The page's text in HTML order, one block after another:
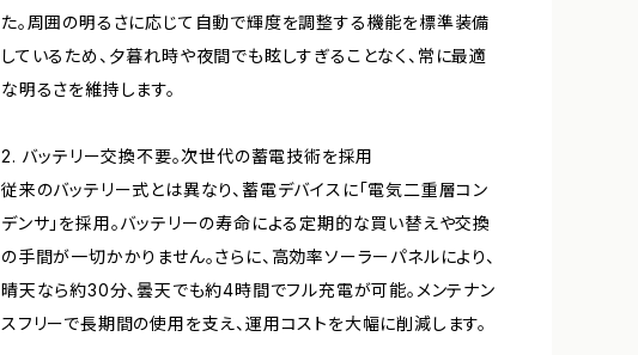
た。周囲の明るさに応じて自動で輝度を調整する機能を標準装備
しているため、夕暮れ時や夜間でも眩しすぎることなく、常に最適
な明るさを維持します。
2. バッテリー交換不要。次世代の蓄電技術を採用
従来のバッテリー式とは異なり、蓄電デバイスに「電気二重層コン
デンサ」を採用。バッテリーの寿命による定期的な買い替えや交換
の手間が一切かかりません。さらに、高効率ソーラーパネルにより、
晴天なら約30分、曇天でも約4時間でフル充電が可能。メンテナン
スフリーで長期間の使用を支え、運用コストを大幅に削減します。